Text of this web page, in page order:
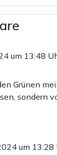
um 13:48
Grünen
sondern
um 13:28